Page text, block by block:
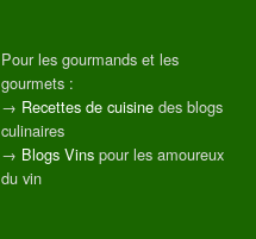
Pour les gourmands et les
gourmets :
→ Recettes de cuisine des blogs
culinaires
→ Blogs Vins pour les amoureux
du vin